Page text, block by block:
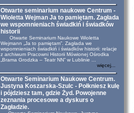
Otwarte seminarium naukowe Centrum -
Wioletta Wejman Ja to pamiętam. Zagłada
we wspomnieniach świadkiń i świadków
historii
Otwarte Seminarium Naukowe Wioletta
Wejmann „Ja to pamiętam”. Zagłada we
wspomnieniach świadkiń i świadków historii: relacje
z archiwum Pracowni Historii Mówionej Ośrodka
„Brama Grodzka – Teatr NN” w Lublinie ...
więcej...
Otwarte Seminarium Naukowe Centrum.
Justyna Koszarska-Szulc - Połkniesz kulę
i pójdziesz tam, gdzie Żyd. Powojenne
zeznania procesowe a dyskurs o
Zagładzie.